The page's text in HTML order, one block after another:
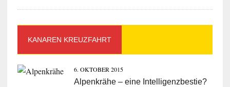
KANAREN KREUZFAHRT
6. OKTOBER 2015
Alpenkrähe – eine Intelligenzbestie?